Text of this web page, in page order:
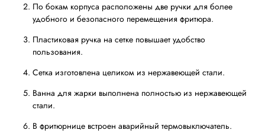
По бокам корпуса расположены две ручки для более
удобного и безопасного перемещения фритюра.
Пластиковая ручка на сетке повышает удобство
пользования.
Сетка изготовлена целиком из нержавеющей стали.
Ванна для жарки выполнена полностью из нержавеющей
стали.
В фритюрнице встроен аварийный термовыключатель.